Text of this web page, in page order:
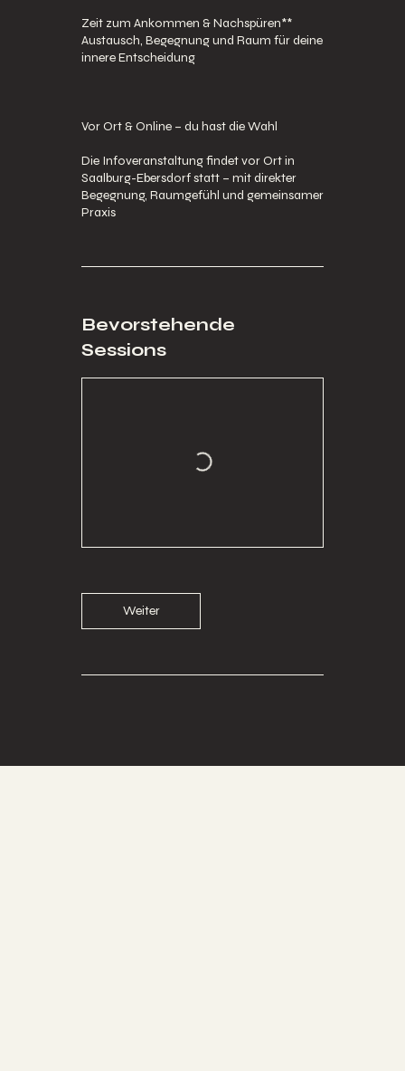
Zeit zum Ankommen & Nachspüren**
Austausch, Begegnung und Raum für deine
innere Entscheidung
Vor Ort & Online – du hast die Wahl
Die Infoveranstaltung findet vor Ort in
Saalburg-Ebersdorf statt – mit direkter
Begegnung, Raumgefühl und gemeinsamer
Praxis
Bevorstehende
Sessions
Weiter